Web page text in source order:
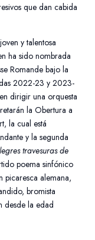
que dan cabida
y talentosa
ha sido nombrada
Romande bajo la
2022-23 y 2023-
dirigir una orquesta
la Obertura a
la cual está
y la segunda
travesuras de
poema sinfónico
alemana,
bromista
desde la edad